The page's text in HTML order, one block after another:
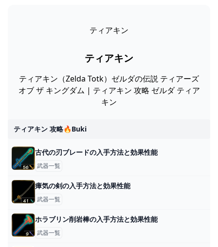
ティアキン
ティアキン
ティアキン（Zelda Totk）ゼルダの伝説 ティアーズ
オブ ザ キングダム | ティアキン 攻略 ゼルダ ティア
キン
ティアキン 攻略🔥buki
古代の刃ブレードの入手方法と効果性能
武器一覧
瘴気の剣の入手方法と効果性能
武器一覧
ホラブリン削岩棒の入手方法と効果性能
武器一覧